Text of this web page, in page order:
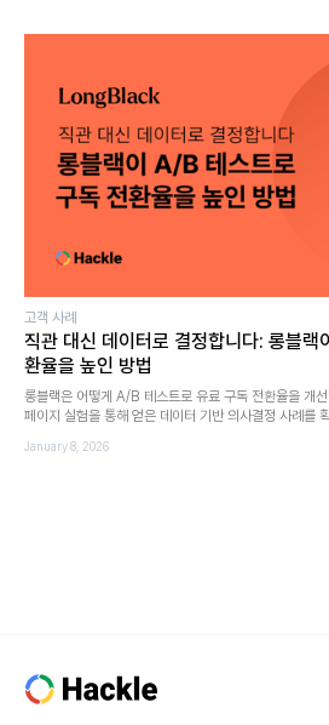
고객 사례
직관 대신 데이터로 결정합니다: 롱블
환율을 높인 방법
롱블랙은 어떻게 A/B 테스트로 유료 구독 전환율을 개
페이지 실험을 통해 얻은 데이터 기반 의사결정 사례를
January 8, 2026